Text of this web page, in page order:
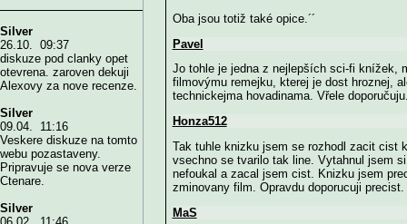
Oba jsou totiž také opice.´´
Pavel
Jo tohle je jedna z nejlepších sci-fi knížek,
filmovýmu remejku, kterej je dost hroznej,
technickejma hovadinama. Vřele
Honza512
Tak tuhle knizku jsem se rozhodl zacit cist
vsechno se tvarilo tak line. Vytahnul jsem
nefoukal a zacal jsem cist. Knizku jsem
zminovany film. Opravdu doporucuji precist.
MaS
Silver
26.10. 09:37
diskuze pod clanky opet
otevrena. zaroven dekuji
Alexovy za nove recenze.
Silver
09.04. 11:16
Veskere diskuze na tomto
webu pozastaveny.
Pripravuje se nova verze
Ctenare.
Silver